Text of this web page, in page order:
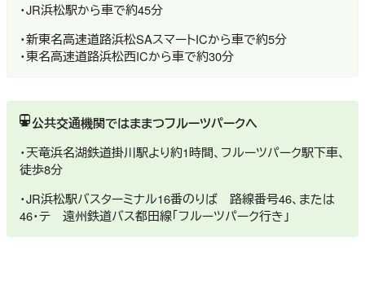
・JR浜松駅から車で約45分
・新東名高速道路浜松SAスマートICから車で約5分
・東名高速道路浜松西ICから車で約30分
公共交通機関ではままつフルーツパークへ
・天竜浜名湖鉄道掛川駅より約1時間、フルーツパーク駅下車、
徒歩8分
・JR浜松駅バスターミナル16番のりば 路線番号46、または
46・テ 遠州鉄道バス都田線「フルーツパーク行き」